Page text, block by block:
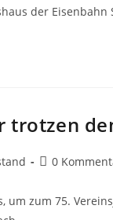
der Eisenbahn
trotzen
Beitrags-
0
um zum 75.